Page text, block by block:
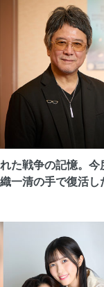
た戦争の記憶。
一清の手で復活し